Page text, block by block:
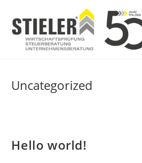
Inhalt
springen
Uncategorized
Hello world!